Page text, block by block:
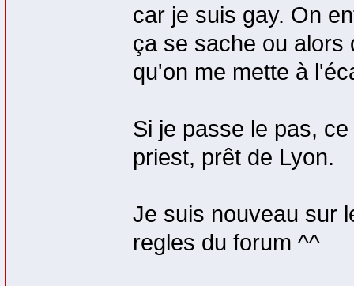
car je suis gay. On
ça se sache ou alors
qu'on me mette à
Si je passe le pas,
priest, prêt de Lyon.
Je suis nouveau sur
regles du forum ^^